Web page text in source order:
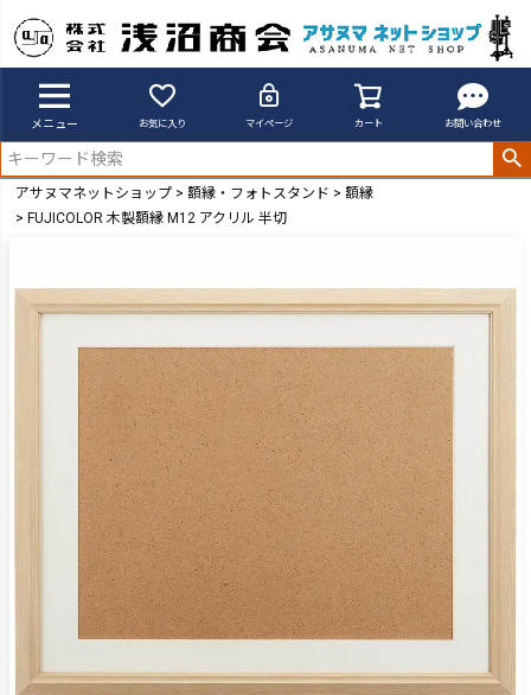
メニュー お気に入り マイページ カート お問い合わせ
アサヌマネットショップ 額縁・フォトスタンド
額縁
FUJICOLOR 木製額縁 M12 アクリル 半切